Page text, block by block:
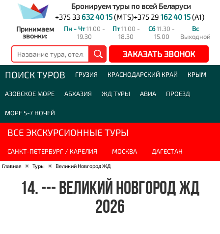
Бронируем туры по всей Беларуси
+375 33 632 40 15(MTS)+375 29 162 40 15(A1)
Принимаем
звонки:
Пн - Чт11.00 -
19.30
Пт11.00 -
18.30
Сб11.30 -
15.00
Вс
Выходной
ЗАКАЗАТЬ ЗВОНОК
ПОИСК ТУРОВ ГРУЗИЯ КРАСНОДАРСКИЙ КРАЙ КРЫМ
АЗОВСКОЕ МОРЕ АБХАЗИЯ ЖД ТУРЫ АВИА ПРОЕЗД
МОРЕ 5-7 НОЧЕЙ
ВСЕ ЭКСКУРСИОННЫЕ ТУРЫ
САНКТ-ПЕТЕРБУРГ / КАРЕЛИЯ МОСКВА ДАГЕСТАН
Главная ☀ Туры ☀ Великий Новгород ЖД
14. --- ВЕЛИКИЙ НОВГОРОД ЖД
2026